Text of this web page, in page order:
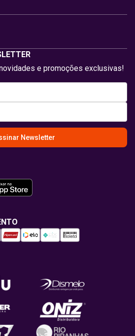
e promoções exclusivas!
Newsletter